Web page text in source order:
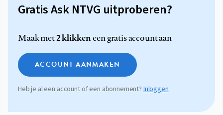
Gratis Ask NTVG uitproberen?
Maak met2 klikkeneen gratis account aan
ACCOUNT AANMAKEN
Heb je al een account of een abonnement? Inloggen